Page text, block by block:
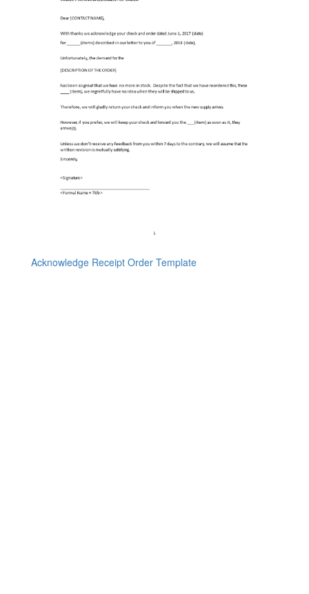
Acknowledge Receipt Order Template